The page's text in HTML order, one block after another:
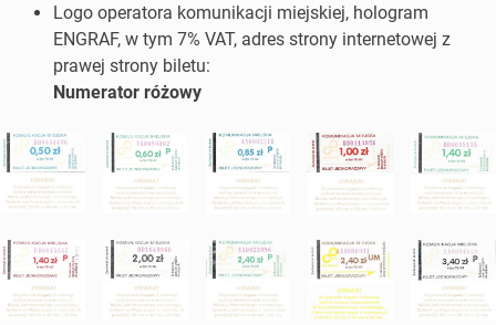
Logo operatora komunikacji miejskiej, hologram
ENGRAF, w tym 7% VAT, adres strony internetowej z
prawej strony biletu:
Numerator różowy